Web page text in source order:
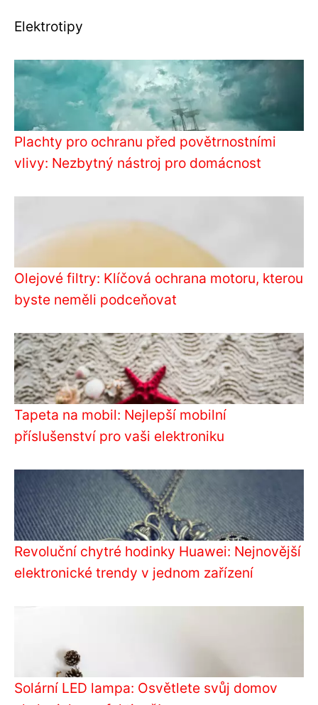
Elektrotipy
Plachty pro ochranu před povětrnostními
vlivy: Nezbytný nástroj pro domácnost
Olejové filtry: Klíčová ochrana motoru, kterou
byste neměli podceňovat
Tapeta na mobil: Nejlepší mobilní
příslušenství pro vaši elektroniku
Revoluční chytré hodinky Huawei: Nejnovější
elektronické trendy v jednom zařízení
Solární LED lampa: Osvětlete svůj domov